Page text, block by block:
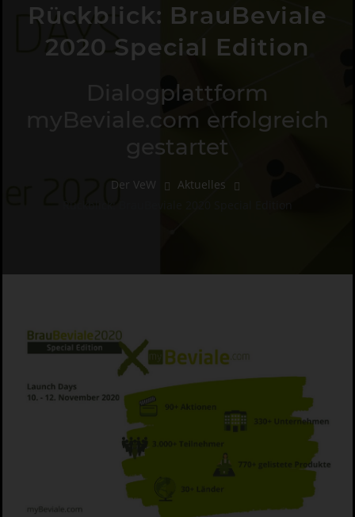
Rückblick: BrauBeviale
2020 Special Edition
Dialogplattform
myBeviale.com erfolgreich
gestartet
Der VeW
Aktuelles